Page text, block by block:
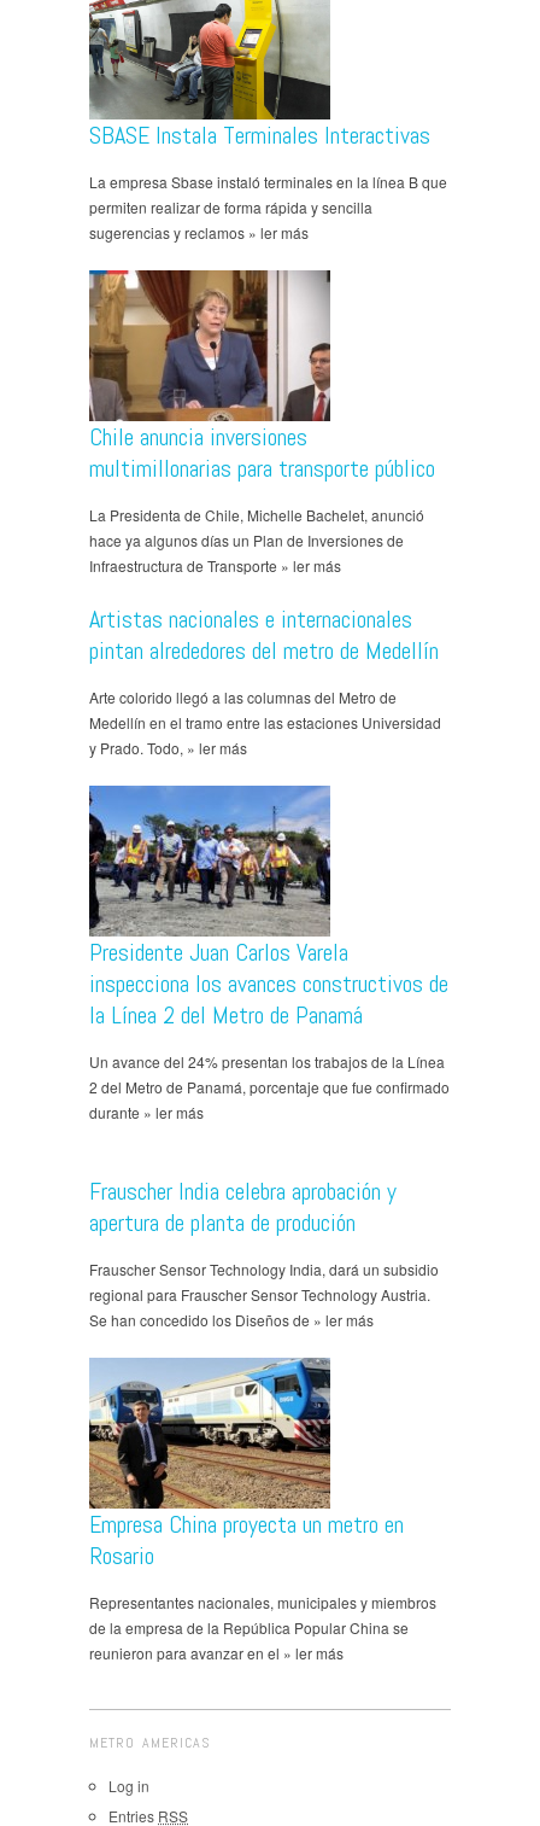
SBASE Instala Terminales Interactivas
La empresa Sbase instaló terminales en la línea B que
permiten realizar de forma rápida y sencilla
sugerencias y reclamos » ler más
Chile anuncia inversiones
multimillonarias para transporte público
La Presidenta de Chile, Michelle Bachelet, anunció
hace ya algunos días un Plan de Inversiones de
Infraestructura de Transporte » ler más
Artistas nacionales e internacionales
pintan alrededores del metro de Medellín
Arte colorido llegó a las columnas del Metro de
Medellín en el tramo entre las estaciones Universidad
y Prado. Todo, » ler más
Presidente Juan Carlos Varela
inspecciona los avances constructivos de
la Línea 2 del Metro de Panamá
Un avance del 24% presentan los trabajos de la Línea
2 del Metro de Panamá, porcentaje que fue confirmado
durante » ler más
Frauscher India celebra aprobación y
apertura de planta de produción
Frauscher Sensor Technology India, dará un subsidio
regional para Frauscher Sensor Technology Austria.
Se han concedido los Diseños de » ler más
Empresa China proyecta un metro en
Rosario
Representantes nacionales, municipales y miembros
de la empresa de la República Popular China se
reunieron para avanzar en el » ler más
METRO AMERICAS
Log in
Entries RSS